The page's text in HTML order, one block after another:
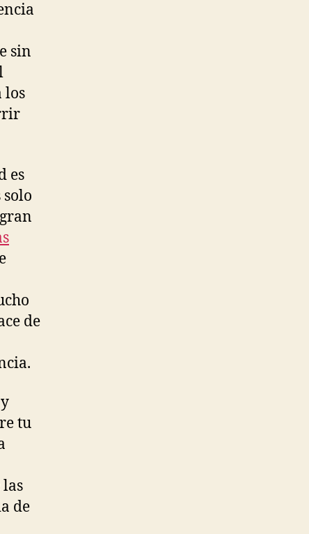
sin
los
es
de
tu
de